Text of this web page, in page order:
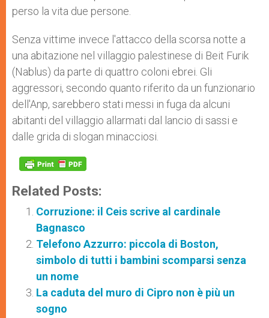
perso la vita due persone.
Senza vittime invece l'attacco della scorsa notte a
una abitazione nel villaggio palestinese di Beit Furik
(Nablus) da parte di quattro coloni ebrei. Gli
aggressori, secondo quanto riferito da un funzionario
dell'Anp, sarebbero stati messi in fuga da alcuni
abitanti del villaggio allarmati dal lancio di sassi e
dalle grida di slogan minacciosi.
Related Posts:
Corruzione: il Ceis scrive al cardinale
Bagnasco
Telefono Azzurro: piccola di Boston,
simbolo di tutti i bambini scomparsi senza
un nome
La caduta del muro di Cipro non è più un
sogno